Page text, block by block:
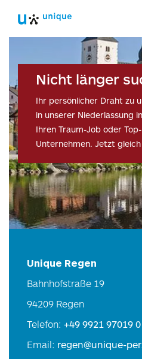
Nicht länger
Ihr persönlicher Draht zu
in unserer Niederlassung
Ihren Traum-Job oder
Unternehmen. Jetzt
Unique Regen
Bahnhofstraße 19
94209 Regen
Telefon: +49 9921 97019 0
Email: regen@unique-